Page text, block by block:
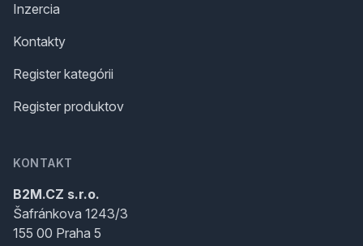
Inzercia
Kontakty
Register kategórii
Register produktov
KONTAKT
B2M.CZ s.r.o.
Šafránkova 1243/3
155 00 Praha 5